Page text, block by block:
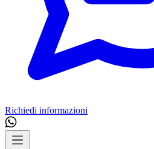
Richiedi informazioni